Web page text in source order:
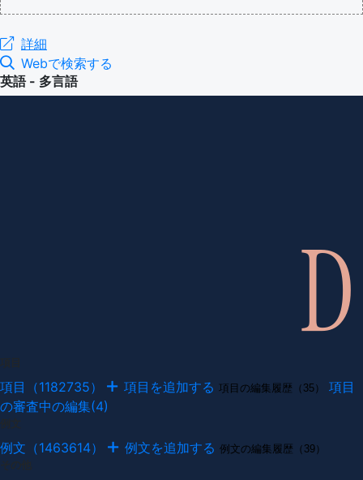
詳細
Webで検索する
英語 - 多言語
項目（1182735） 項目を追加する 項目の編集履歴（35）
項目
の審査中の編集(4)
例文（1463614） 例文を追加する 例文の編集履歴（39）